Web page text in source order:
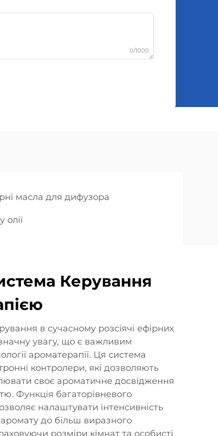
0/1000
масла для дифузора
олії
Керування
в сучасному розсіячі ефірних
увагу, що є важливим
ароматерапії. Ця система
контролери, які дозволяють
своє ароматичне досвідження
Функція багаторівневого
налаштувати інтенсивність
аромату до більш виразного
розміри кімнат та особисті